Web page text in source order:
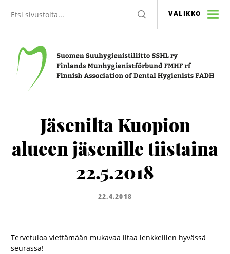
sivustolta
HAE VALIKKO
Jäsenilta Kuopion
alueen jäsenille tiistaina
22.5.2018
22.4.2018
Tervetuloa viettämään mukavaa iltaa lenkkeillen hyvässä
seurassa!